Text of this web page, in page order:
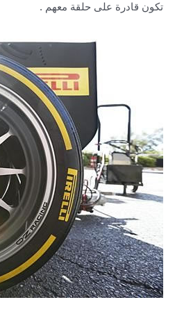
تكون قادرة على حلقة معهم .